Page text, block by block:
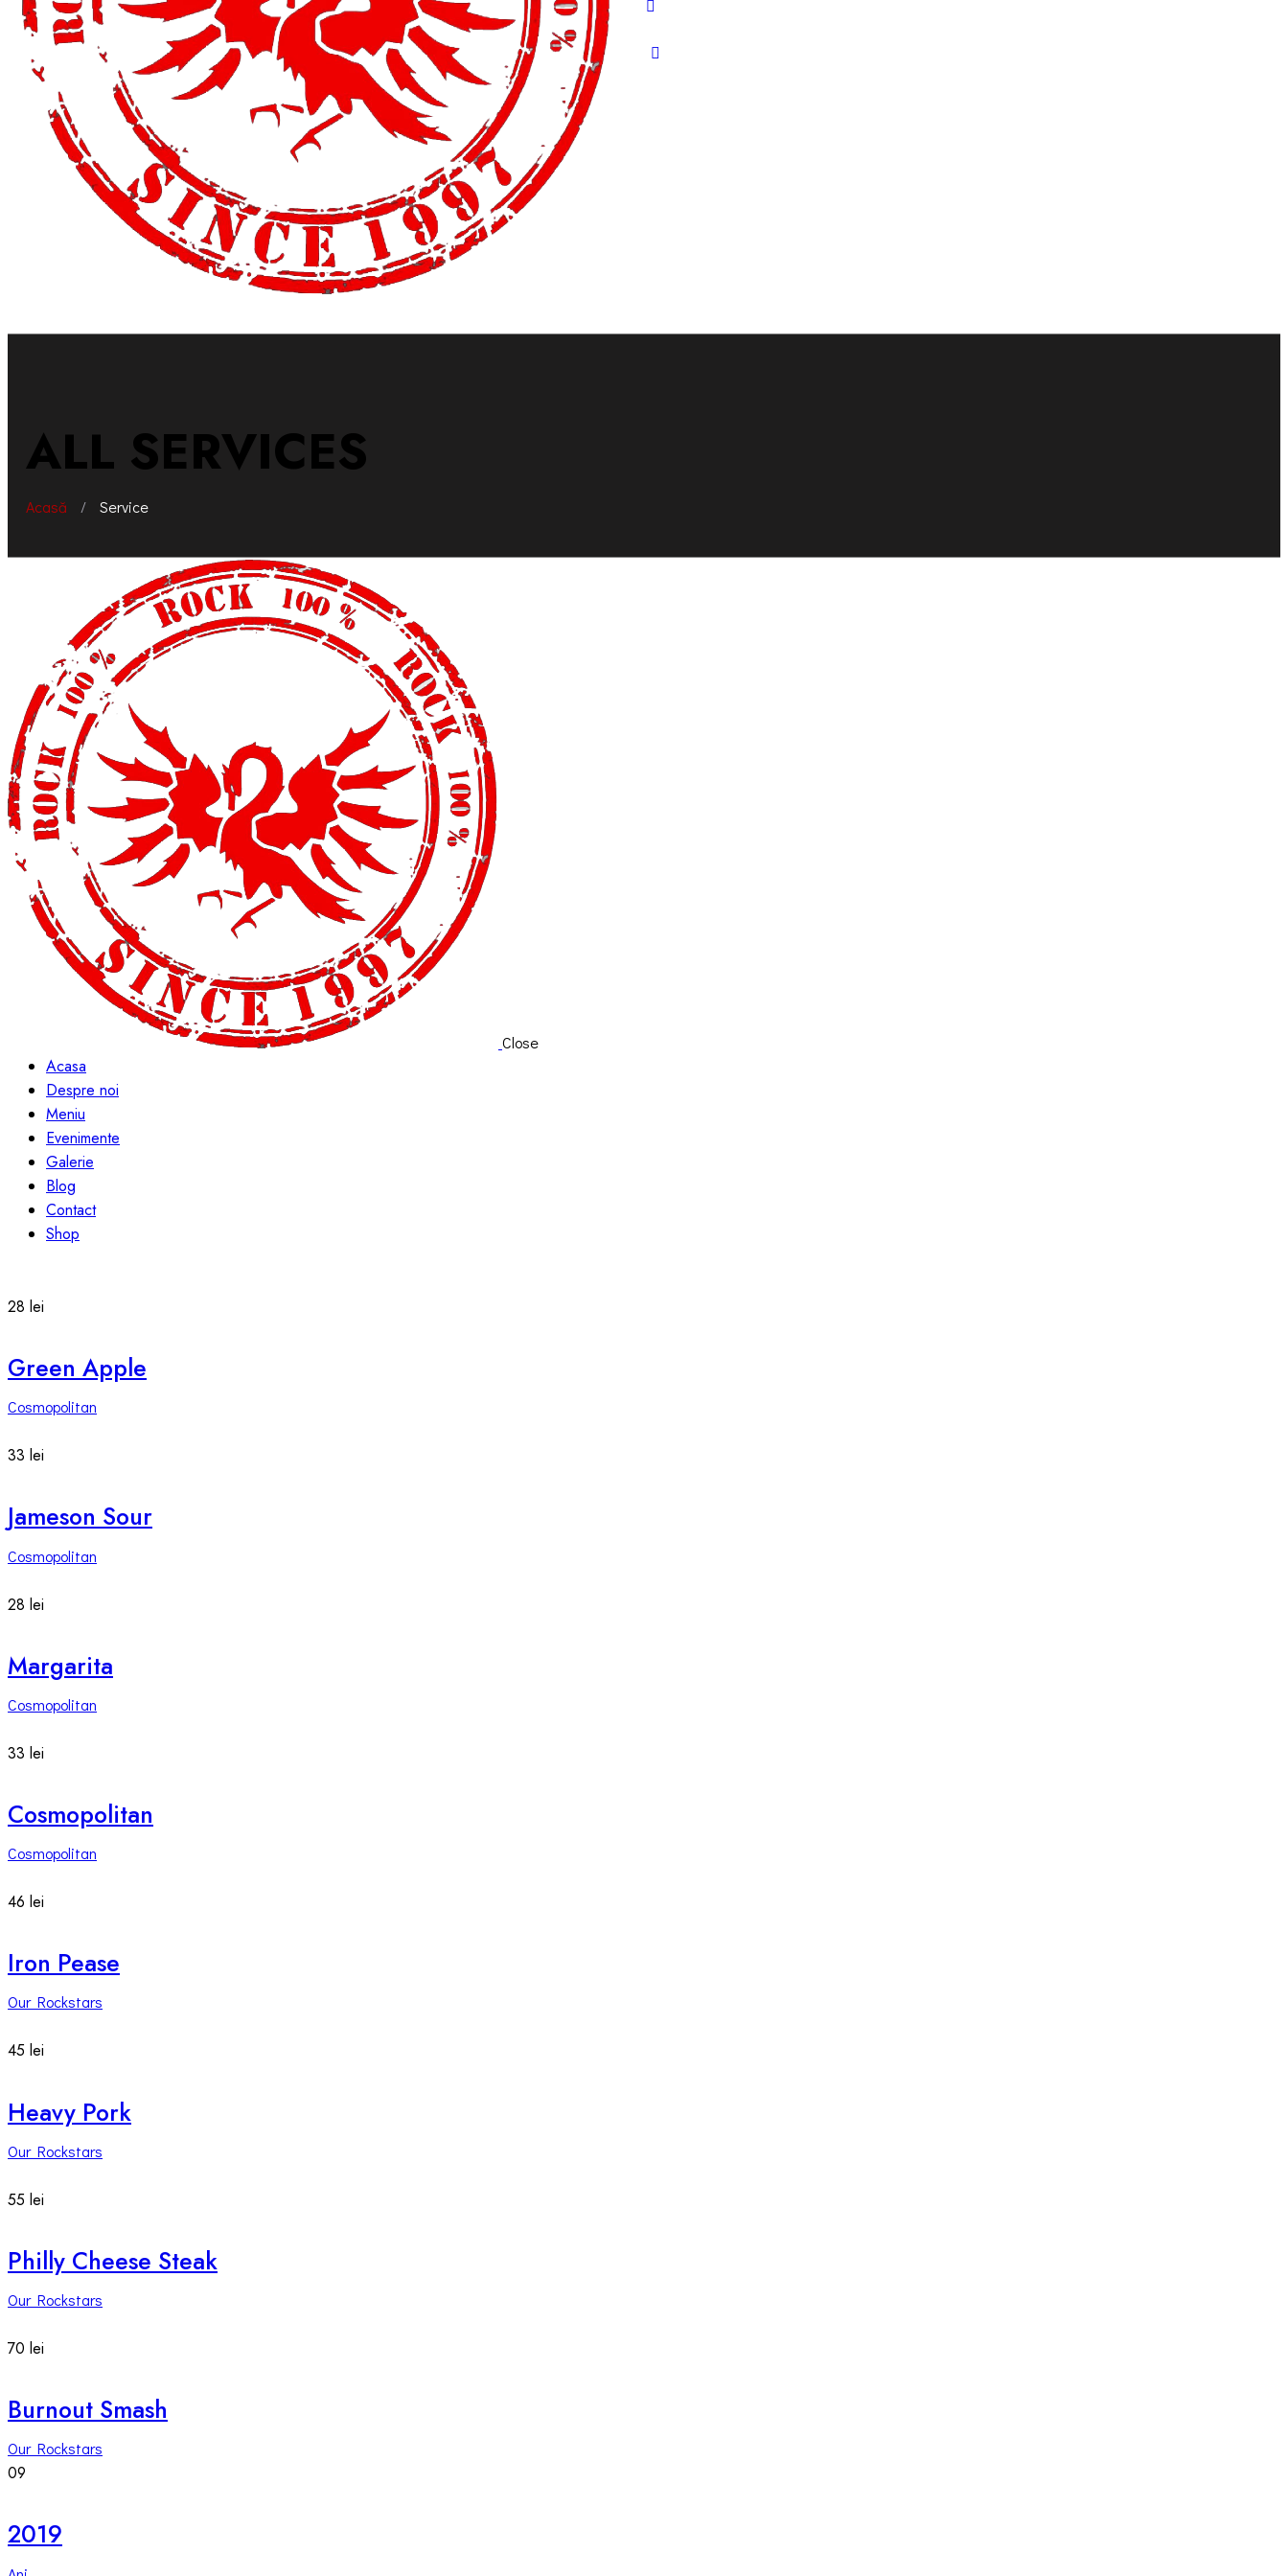
ALL SERVICES
Acasă / Service
Close
Acasa
Despre noi
Meniu
Evenimente
Galerie
Blog
Contact
Shop
28 lei
Green Apple
Cosmopolitan
33 lei
Jameson Sour
Cosmopolitan
28 lei
Margarita
Cosmopolitan
33 lei
Cosmopolitan
Cosmopolitan
46 lei
Iron Pease
Our Rockstars
45 lei
Heavy Pork
Our Rockstars
55 lei
Philly Cheese Steak
Our Rockstars
70 lei
Burnout Smash
Our Rockstars
09
2019